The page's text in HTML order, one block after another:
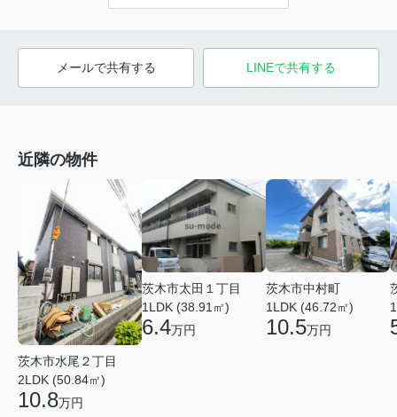
メールで共有する LINEで共有する
近隣の物件
茨木市水尾２丁目
2LDK (50.84㎡)
10.8万円
茨木市太田１丁目
1LDK (38.91㎡)
6.4万円
茨木市中村町
1LDK (46.72㎡)
10.5万円